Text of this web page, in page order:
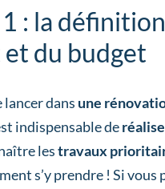
: la
du budget
lancer dans une
indispensable de
lestravaux
s’y prendre ! Si vous